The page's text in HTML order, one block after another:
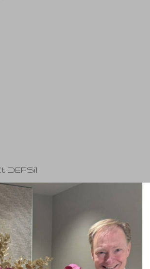
DEFSi1
Cut.
het feit dat de basisstructuur van een
achtzijdige vorm.
in vurigheid en
Elke creatie van de Flanders
“Flanders Cut”.